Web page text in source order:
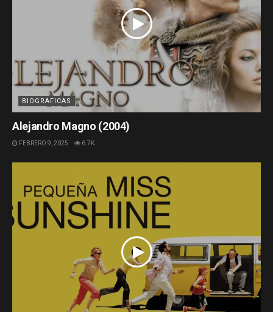
BIOGRAFICAS
Alejandro Magno (2004)
FEBRERO 9, 2025 6.7K